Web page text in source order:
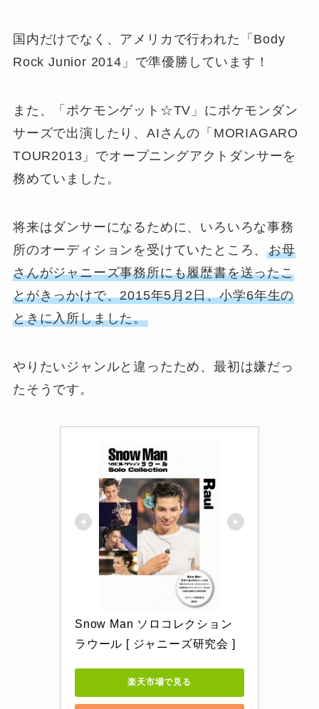
国内だけでなく、アメリカで行われた「Body
Rock Junior 2014」で準優勝しています！
また、「ポケモンゲット☆TV」にポケモンダン
サーズで出演したり、AIさんの「MORIAGARO
TOUR2013」でオープニングアクトダンサーを
務めていました。
将来はダンサーになるために、いろいろな事務
所のオーディションを受けていたところ、お母
さんがジャニーズ事務所にも履歴書を送ったこ
とがきっかけで、2015年5月2日、小学6年生の
ときに入所しました。
やりたいジャンルと違ったため、最初は嫌だっ
たそうです。
Snow Man ソロコレクション
ラウール [ ジャニーズ研究会 ]
楽天市場で見る